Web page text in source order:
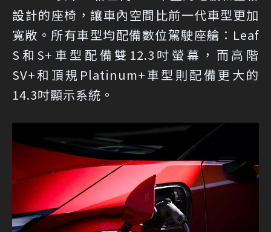
設計的座椅，讓車內空間比前一代車型更加
寬敞。所有車型均配備數位駕駛座艙：Leaf
S和S+車型配備雙12.3吋螢幕，而高階
SV+和頂規Platinum+車型則配備更大的
14.3吋顯示系統。